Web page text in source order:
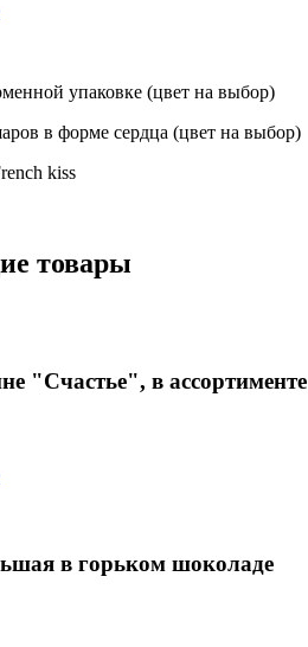
упаковке (цвет на выбор)
в форме сердца (цвет на выбор)
kiss
товары
"Счастье", в ассортименте
в горьком шоколаде